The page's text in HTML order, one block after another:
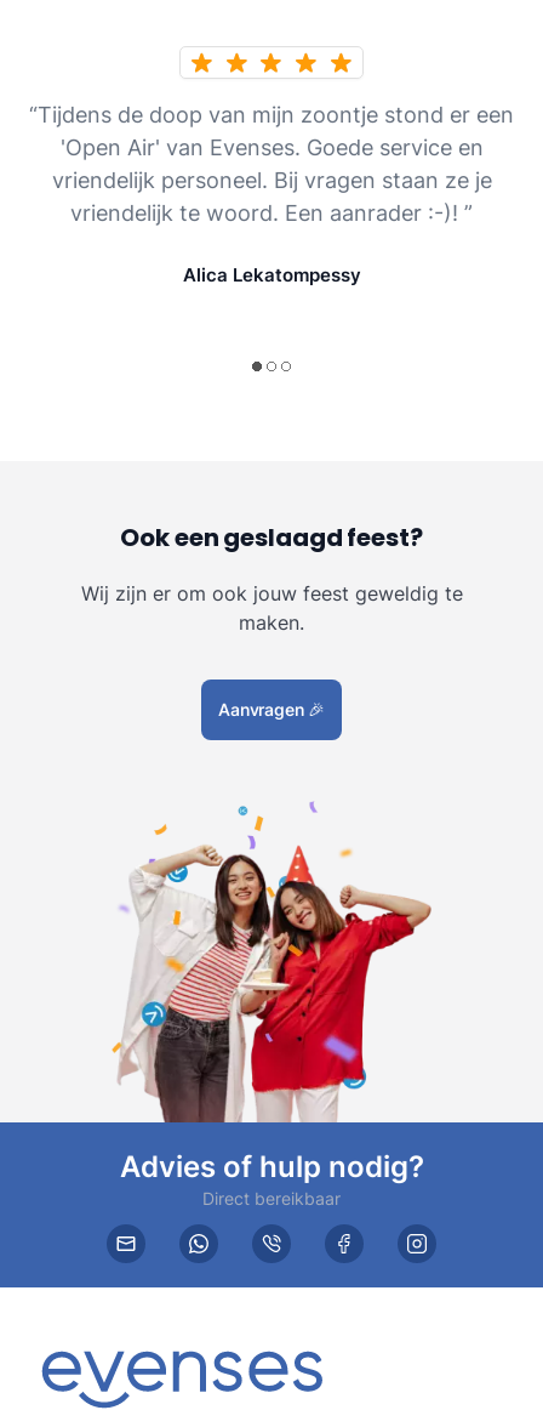
“Tijdens de doop van mijn zoontje stond er een
'Open Air' van Evenses. Goede service en
vriendelijk personeel. Bij vragen staan ze je
vriendelijk te woord. Een aanrader :-)! ”
Alica Lekatompessy
Ook een geslaagd feest?
Wij zijn er om ook jouw feest geweldig te
maken.
Aanvragen 🎉
Advies of hulp nodig?
Direct bereikbaar